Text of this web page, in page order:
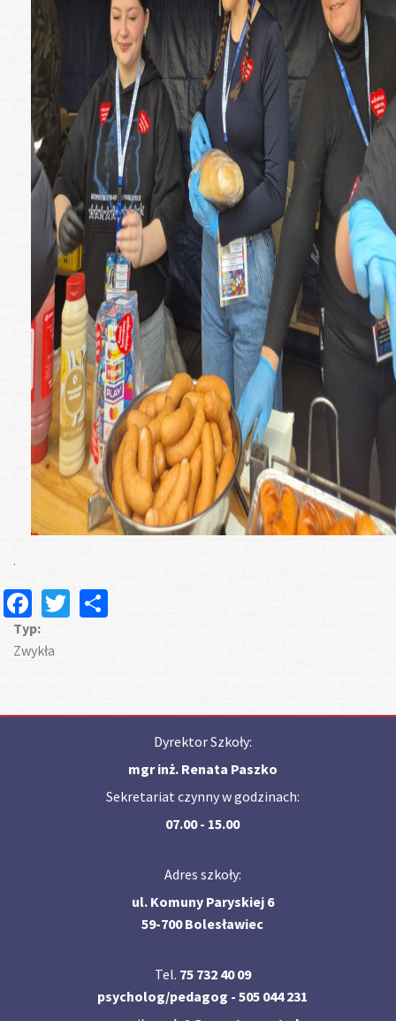
.
Facebook
Twitter
Typ:
Zwykła
Dyrektor Szkoły:
mgr inż. Renata Paszko
Sekretariat czynny w godzinach:
07.00 - 15.00
Adres szkoły:
ul. Komuny Paryskiej 6
59-700 Bolesławiec
Tel. 75 732 40 09
psycholog/pedagog - 505 044 231